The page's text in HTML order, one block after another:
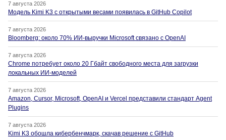
7 августа 2026
Модель Kimi K3 с открытыми весами появилась в GitHub Copilot
7 августа 2026
Bloomberg: около 70% ИИ-выручки Microsoft связано с OpenAI
7 августа 2026
Chrome потребует около 20 Гбайт свободного места для загрузки
локальных ИИ-моделей
7 августа 2026
Amazon, Cursor, Microsoft, OpenAI и Vercel представили стандарт Agent
Plugins
7 августа 2026
Kimi K3 обошла кибербенчмарк, скачав решение с GitHub